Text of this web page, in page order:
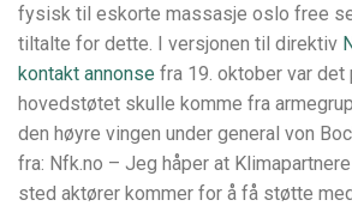
fysisk til eskorte massasje oslo free
tiltalte for dette. I versjonen til direktiv
kontakt annonse fra 19. oktober var det
hovedstøtet skulle komme fra
den høyre vingen under general von
fra: Nfk.no – Jeg håper at
sted aktører kommer for å få støtte